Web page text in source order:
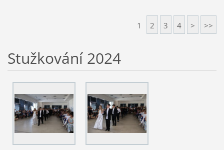
1 2 3 4 > >>
Stužkování 2024